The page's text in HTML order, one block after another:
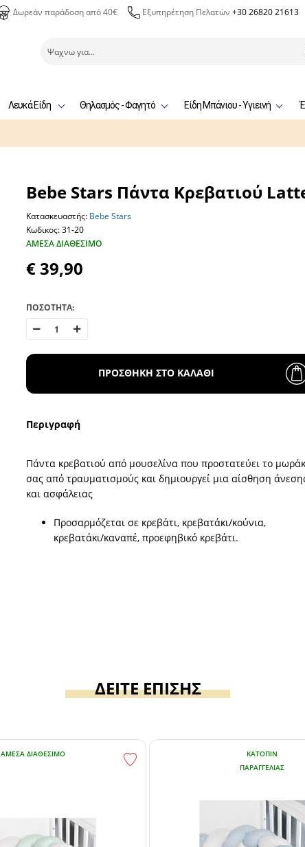
Δωρεάν παράδοση από 40€ Εξυπηρέτηση Πελατών +30 26820 21613
Λευκά Είδη Θηλασμός - Φαγητό Είδη Μπάνιου - Υγιεινή
Bebe Stars Πάντα Κρεβατιού
Κατασκευαστής: Bebe Stars
Κωδικος: 31-20
ΆΜΕΣΑ ΔΙΑΘΈΣΙΜΟ
€ 39,90
ΠΟΣΟΤΗΤΑ:
ΠΡΟΣΘΗΚΗ ΣΤΟ ΚΑΛΑΘΙ
Περιγραφή
Πάντα κρεβατιού από μουσελίνα που προστατεύει το
σας από τραυματισμούς και δημιουργεί μια αίσθηση
και ασφάλειας
Προσαρμόζεται σε κρεβάτι, κρεβατάκι/κούνια,
κρεβατάκι/καναπέ, προεφηβικό κρεβάτι.
ΔΕΙΤΕ ΕΠΙΣΗΣ
ΆΜΕΣΑ ΔΙΑΘΈΣΙΜΟ
ΚΑΤΌΠΙΝ
ΠΑΡΑΓΓΕΛΊΑΣ